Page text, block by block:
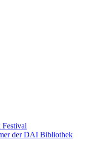
Festival
der DAI Bibliothek